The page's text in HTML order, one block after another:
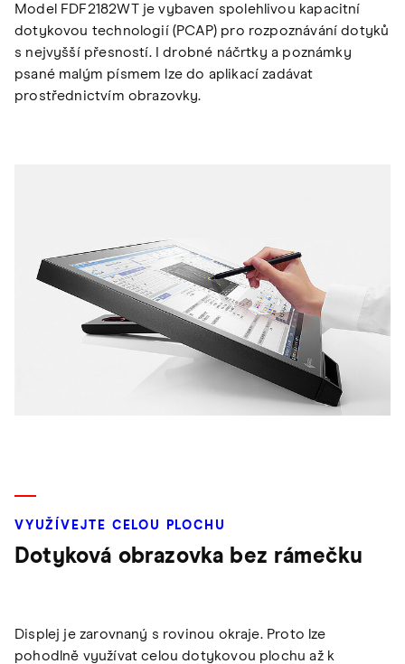
Model FDF2182WT je vybaven spolehlivou kapacitní
dotykovou technologií (PCAP) pro rozpoznávání dotyků
s nejvyšší přesností. I drobné náčrtky a poznámky
psané malým písmem lze do aplikací zadávat
prostřednictvím obrazovky.
VYUŽÍVEJTE CELOU PLOCHU
Dotyková obrazovka bez rámečku
Displej je zarovnaný s rovinou okraje. Proto lze
pohodlně využívat celou dotykovou plochu až k